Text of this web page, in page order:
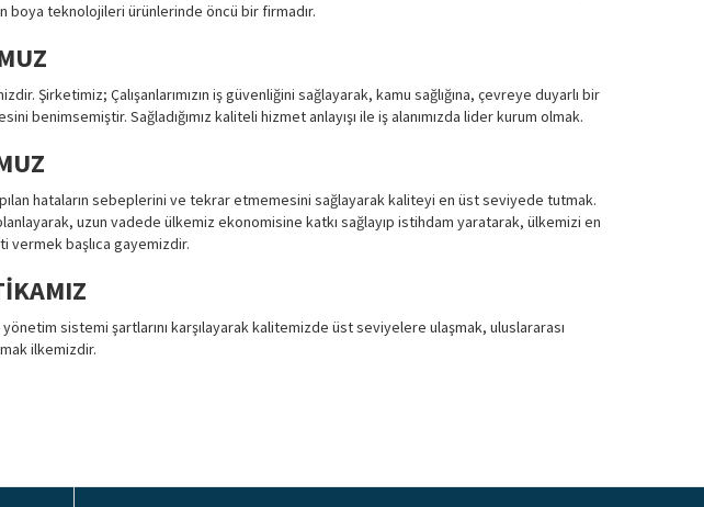
boya teknolojileri ürünlerinde öncü bir firmadır.
Şirketimiz; Çalışanlarımızın iş güvenliğini sağlayarak, kamu sağlığına, çevreye duyarlı bir
benimsemiştir. Sağladığımız kaliteli hizmet anlayışı ile iş alanımızda lider kurum olmak.
hataların sebeplerini ve tekrar etmemesini sağlayarak kaliteyi en üst seviyede tutmak.
uzun vadede ülkemiz ekonomisine katkı sağlayıp istihdam yaratarak, ülkemizi en
başlıca gayemizdir.
sistemi şartlarını karşılayarak kalitemizde üst seviyelere ulaşmak, uluslararası
ilkemizdir.